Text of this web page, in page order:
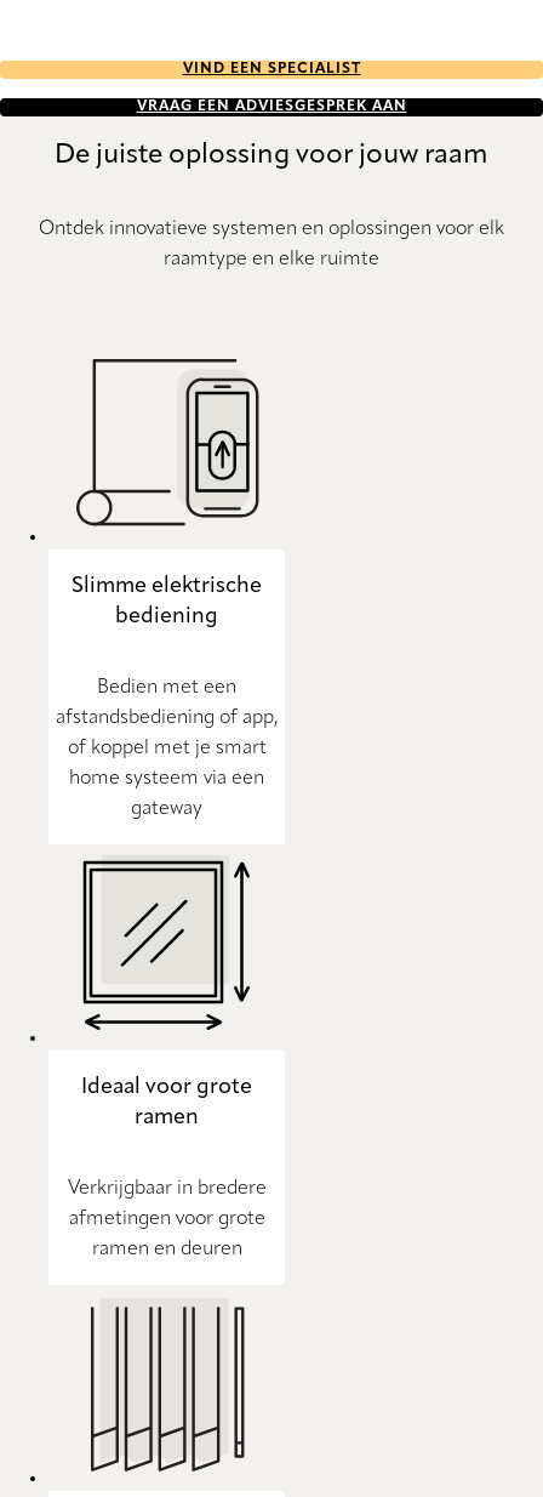
VIND EEN SPECIALIST
VRAAG EEN ADVIESGESPREK AAN
De juiste oplossing voor jouw raam
Ontdek innovatieve systemen en oplossingen voor elk
raamtype en elke ruimte
Slimme elektrische
bediening
Bedien met een
afstandsbediening of app,
of koppel met je smart
home systeem via een
gateway
Ideaal voor grote
ramen
Verkrijgbaar in bredere
afmetingen voor grote
ramen en deuren